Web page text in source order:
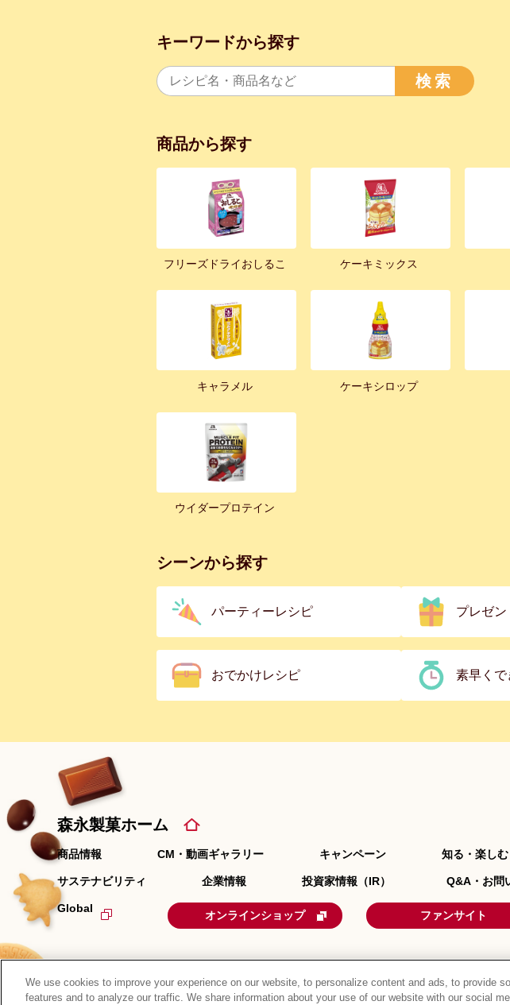
キーワードから探す
検索
商品から探す
フリーズドライおしるこ ケーキミックス
キャラメル ケーキシロップ
ウイダープロテイン
シーンから探す
パーティーレシピ プレゼ
おでかけレシピ 素早くで
森永製菓ホーム
商品情報 CM・動画ギャラリー キャンペーン 知る・楽しむ
サステナビリティ 企業情報 投資家情報（IR） Q&A・お問
Global
オンラインショップ ファンサイト
We use cookies to improve your experience on our website, to personalize content and ads, to provide
features and to analyze our traffic. We share information about your use of our website with our social